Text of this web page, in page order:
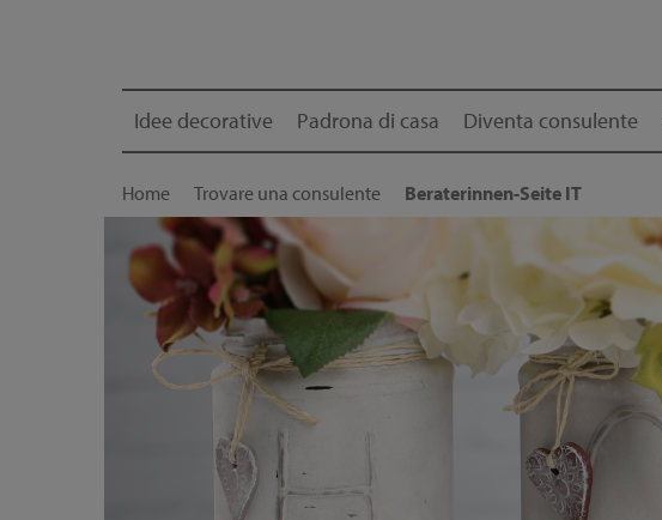
Idee decorative Padrona di casa Diventa consulente
Home Trovare una consulente Beraterinnen-Seite IT